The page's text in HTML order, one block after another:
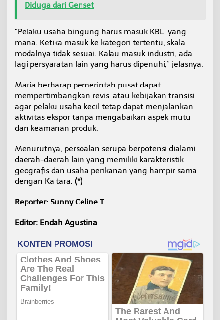
Diduga dari Genset
“Pelaku usaha bingung harus masuk KBLI yang
mana. Ketika masuk ke kategori tertentu, skala
modalnya tidak sesuai. Kalau masuk industri, ada
lagi persyaratan lain yang harus dipenuhi,” jelasnya.
Maria berharap pemerintah pusat dapat
mempertimbangkan revisi atau kebijakan transisi
agar pelaku usaha kecil tetap dapat menjalankan
aktivitas ekspor tanpa mengabaikan aspek mutu
dan keamanan produk.
Menurutnya, persoalan serupa berpotensi dialami
daerah-daerah lain yang memiliki karakteristik
geografis dan usaha perikanan yang hampir sama
dengan Kaltara. (*)
Reporter: Sunny Celine T
Editor: Endah Agustina